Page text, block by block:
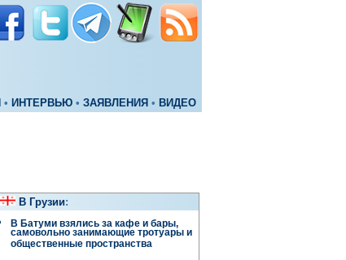
• ИНТЕРВЬЮ • ЗАЯВЛЕНИЯ • ВИДЕО
В Грузии:
В Батуми взялись за кафе и бары,
самовольно занимающие тротуары и
общественные пространства